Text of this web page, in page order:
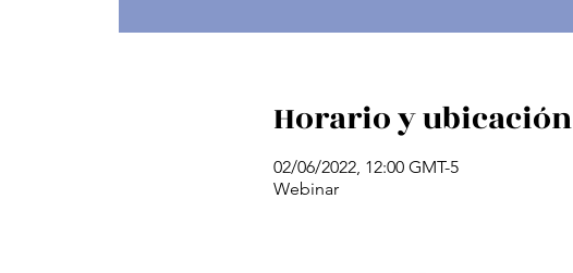
Horario y ubicación
02/06/2022, 12:00 GMT-5
Webinar